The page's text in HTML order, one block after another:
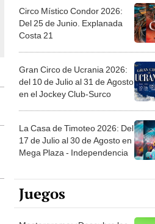
Circo Místico Condor 2026:
Del 25 de Junio. Explanada
Costa 21
Gran Circo de Ucrania 2026:
del 10 de Julio al 31 de Agosto
en el Jockey Club-Surco
La Casa de Timoteo 2026: Del
17 de Julio al 30 de Agosto en
Mega Plaza - Independencia
Juegos